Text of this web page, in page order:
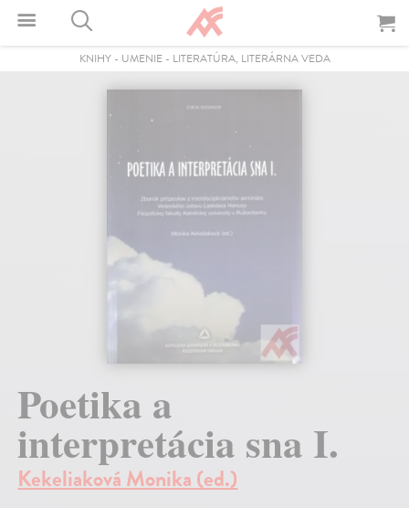
KNIHY- UMENIE- LITERATÚRA, LITERÁRNA VEDA
Poetika a
interpretácia sna I.
Kekeliaková Monika (ed.)